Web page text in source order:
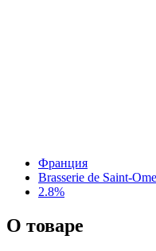
Франция
Brasserie de Saint-
2.8%
О товаре